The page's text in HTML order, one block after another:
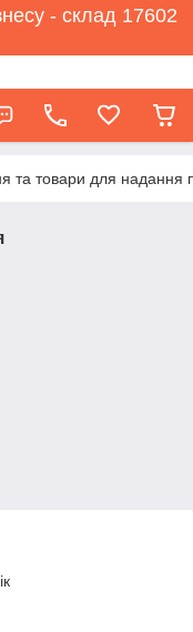
- склад 17602
та товари для надання